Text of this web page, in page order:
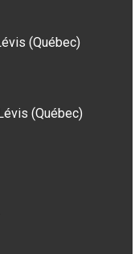
(Québec)
(Québec)